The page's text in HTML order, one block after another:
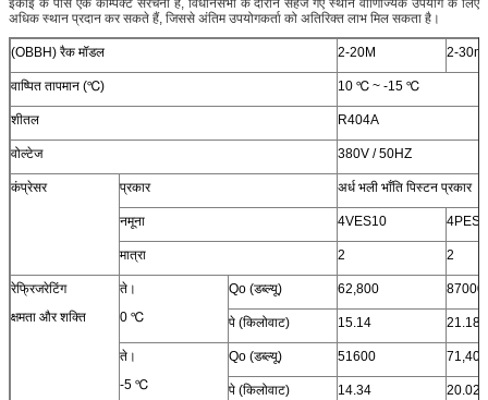
इकाई के पास एक कॉम्पैक्ट संरचना है, विधानसभा के दौरान सहेजे गए स्थान वाणिज्यिक उपयोग के लिए
अधिक स्थान प्रदान कर सकते हैं, जिससे अंतिम उपयोगकर्ता को अतिरिक्त लाभ मिल सकता है।
(OBBH) रैक मॉडल 2-20M 2-30m
वाष्पित तापमान (℃) 10 ℃ ~ -15 ℃
शीतल R404A
वोल्टेज 380V / 50HZ
कंप्रेसर प्रकार अर्ध भली भाँति पिस्टन प्रकार
नमूना 4VES10
मात्रा 2 2
रेफ्रिजरेटिंग
क्षमता और शक्ति
ते।
0 ℃
Qo (डब्ल्यू) 62,800 87000
पे (किलोवाट) 15.14 21.18
ते।
-5 ℃
Qo (डब्ल्यू) 51600 71,400
पे (किलोवाट) 14.34 20.02